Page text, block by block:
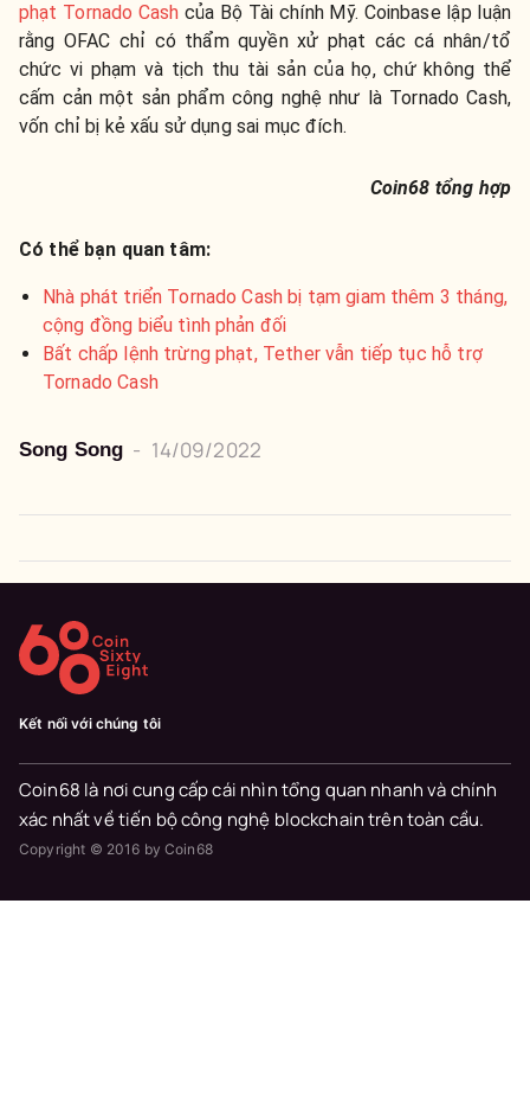
phạt Tornado Cash của Bộ Tài chính Mỹ. Coinbase lập luận
rằng OFAC chỉ có thẩm quyền xử phạt các cá nhân/tổ
chức vi phạm và tịch thu tài sản của họ, chứ không thể
cấm cản một sản phẩm công nghệ như là Tornado Cash,
vốn chỉ bị kẻ xấu sử dụng sai mục đích.
Coin68 tổng hợp
Có thể bạn quan tâm:
Nhà phát triển Tornado Cash bị tạm giam thêm 3 tháng,
cộng đồng biểu tình phản đối
Bất chấp lệnh trừng phạt, Tether vẫn tiếp tục hỗ trợ
Tornado Cash
Song Song - 14/09/2022
Kết nối với chúng tôi
Coin68 là nơi cung cấp cái nhìn tổng quan nhanh và chính
xác nhất về tiến bộ công nghệ blockchain trên toàn cầu.
Copyright © 2016 by Coin68